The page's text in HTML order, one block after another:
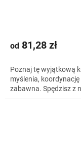
od 81,28 zł
Poznaj tę wyjątkową
myślenia,
zabawna. Spędzisz z